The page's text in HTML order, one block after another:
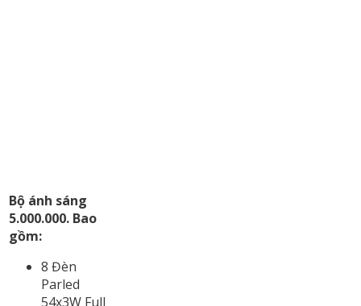
Bộ ánh sáng
5.000.000. Bao
gồm:
8 Đèn
Parled
54x3W Full